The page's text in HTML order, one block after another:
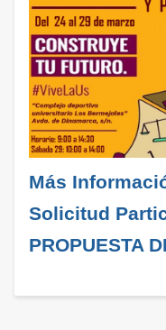
Más
Solicitud
PROPUESTA